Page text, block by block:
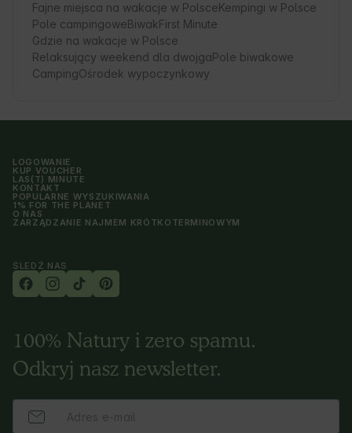
Fajne miejsca na wakacje w PolsceKempingi w Polsce
Pole campingoweBiwakFirst Minute
Gdzie na wakacje w Polsce
Relaksujący weekend dla dwojgaPole biwakowe
CampingOśrodek wypoczynkowy
LOGOWANIE
KUP VOUCHER
LAS(T) MINUTE
KONTAKT
POPULARNE WYSZUKIWANIA
1% FOR THE PLANET
O NAS
ZARZĄDZANIE NAJMEM KRÓTKOTERMINOWYM
ŚLEDŹ NAS
100% Natury i zero spamu.
Odkryj nasz newsletter.